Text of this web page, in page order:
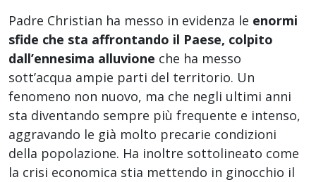
Padre Christian ha messo in evidenza le enormi
sfide che sta affrontando il Paese, colpito
dall’ennesima alluvione che ha messo
sott’acqua ampie parti del territorio. Un
fenomeno non nuovo, ma che negli ultimi anni
sta diventando sempre più frequente e intenso,
aggravando le già molto precarie condizioni
della popolazione. Ha inoltre sottolineato come
la crisi economica stia mettendo in ginocchio il